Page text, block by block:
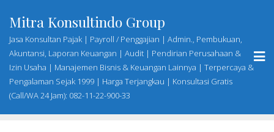
content
Mitra Konsultindo Group
Jasa Konsultan Pajak | Payroll / Penggajian | Admin., Pembukuan,
Akuntansi, Laporan Keuangan | Audit | Pendirian Perusahaan &
Izin Usaha | Manajemen Bisnis & Keuangan Lainnya | Terpercaya &
Pengalaman Sejak 1999 | Harga Terjangkau | Konsultasi Gratis
(Call/WA 24 Jam): 082-11-22-900-33